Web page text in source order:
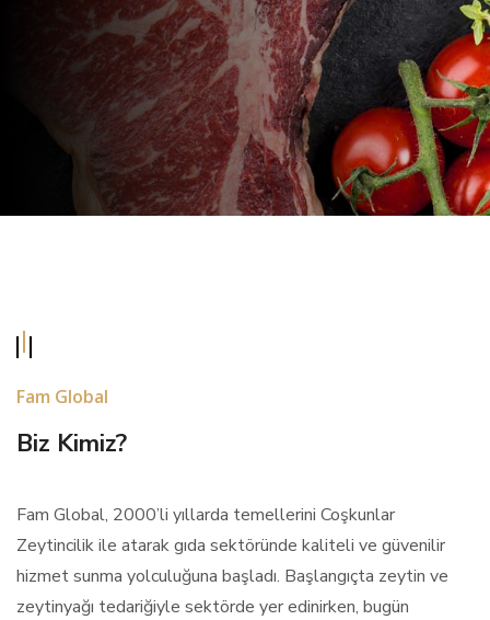
DETAYLI BİLGİ İLETİŞİM
Fam Global
Biz Kimiz?
Fam Global, 2000’li yıllarda temellerini Coşkunlar
Zeytincilik ile atarak gıda sektöründe kaliteli ve güvenilir
hizmet sunma yolculuğuna başladı. Başlangıçta zeytin ve
zeytinyağı tedariğiyle sektörde yer edinirken, bugün